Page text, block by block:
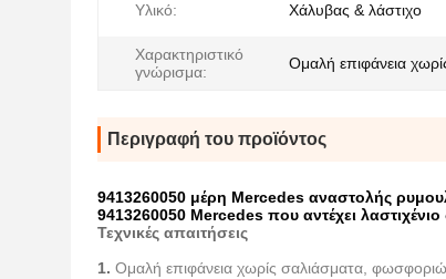
Υλικό: Χάλυβας & λάστιχο
Χαρακτηριστικό
γνώρισμα:
Ομαλή επιφάνεια
Περιγραφή του προϊόντος
9413260050 μέρη Mercedes αναστολής
9413260050 Mercedes που αντέχει
Τεχνικές απαιτήσεις
1. Ομαλή επιφάνεια χωρίς σαλιάσματα,